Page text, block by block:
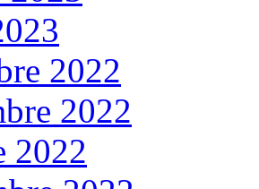
2022
2022
2022